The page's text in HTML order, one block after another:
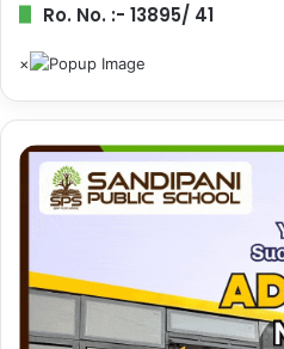
Ro. No. :- 13895/ 41